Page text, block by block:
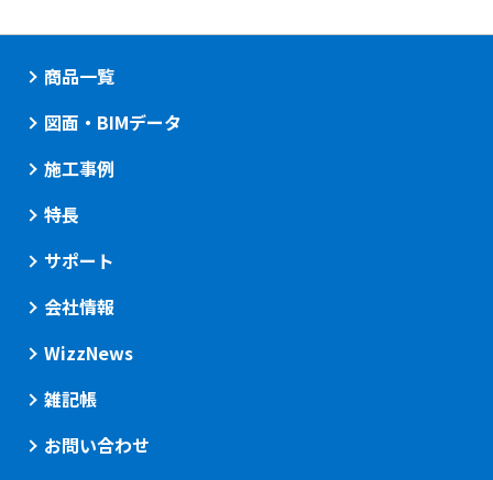
商品一覧
図面・BIMデータ
施工事例
特長
サポート
会社情報
WizzNews
雑記帳
お問い合わせ